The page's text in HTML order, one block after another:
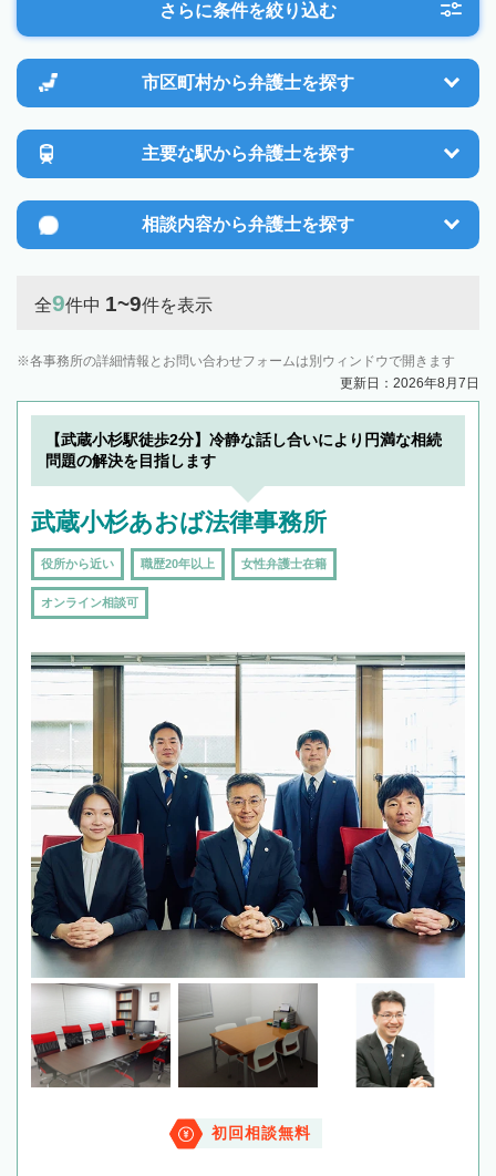
さらに条件を絞り込む
市区町村から弁護士を探す
主要な駅から弁護士を探す
相談内容から弁護士を探す
全9件中 1~9件を表示
各事務所の詳細情報とお問い合わせフォームは別ウィンドウで開きます
更新日：2026年8月7日
【武蔵小杉駅徒歩2分】冷静な話し合いにより円満な相続
問題の解決を目指します
武蔵小杉あおば法律事務所
役所から近い 職歴20年以上 女性弁護士在籍
オンライン相談可
初回相談無料